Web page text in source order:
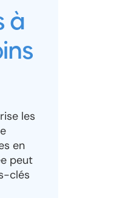
à
les
en
peut
clés